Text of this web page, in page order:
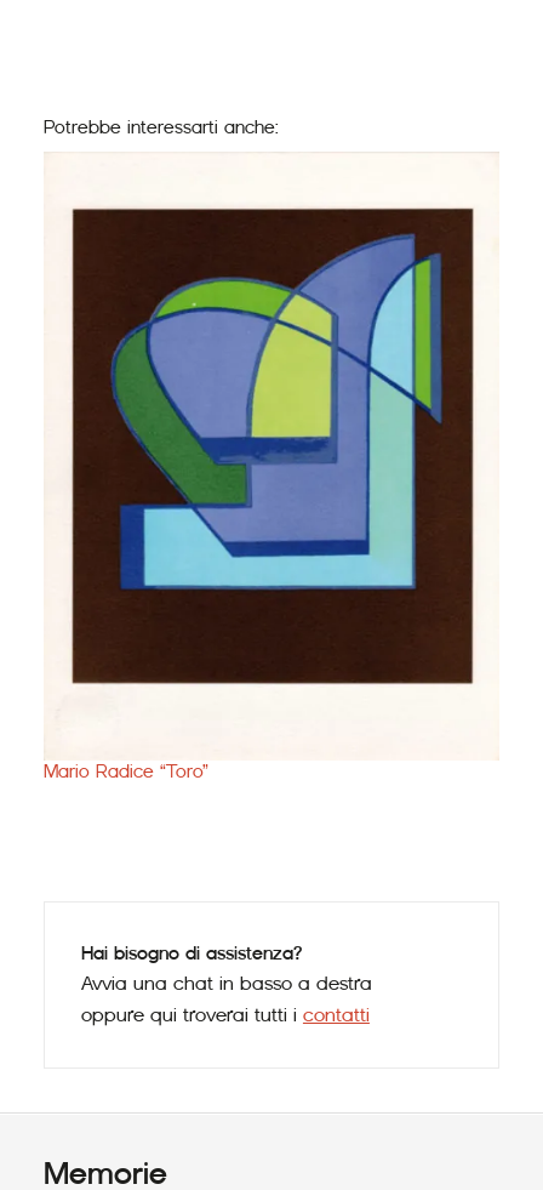
Potrebbe interessarti anche:
Mario Radice “Toro”
Hai bisogno di assistenza?
Avvia una chat in basso a destra
oppure qui troverai tutti i contatti
Memorie